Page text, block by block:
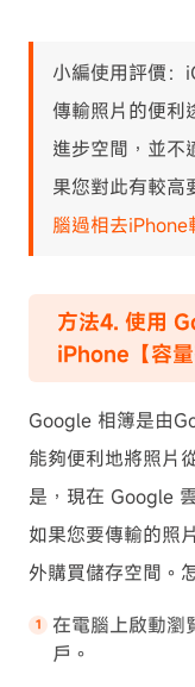
小編使用評價：
傳輸照片的便利
進步空間，並不
果您對此有較高
腦過相去iPhone
方法4. 使用
iPhone【容量
Google 相簿是由
能夠便利地將照片
是，現在 Google
如果您要傳輸的照
外購買儲存空間。
在電腦上啟動瀏
戶。